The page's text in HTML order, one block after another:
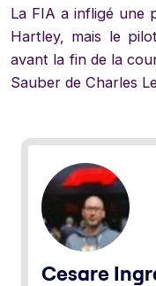
La FIA a infligé une
Hartley, mais le
avant la fin de la
Sauber de Charles
Cesare